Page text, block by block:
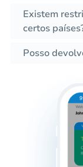
Existem
certos
Posso